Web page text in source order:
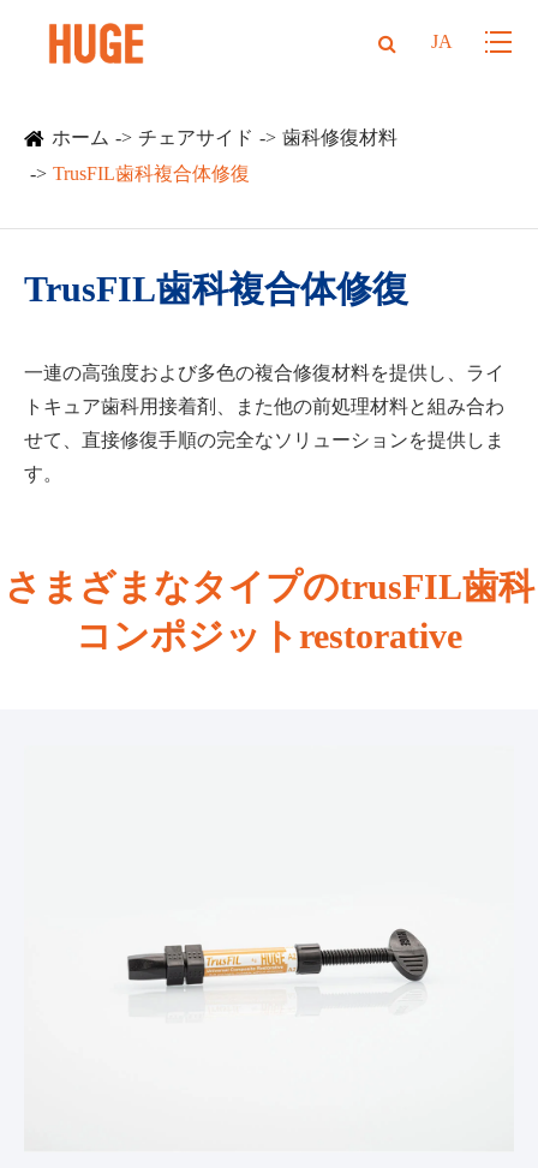
JA
ホーム チェアサイド
歯科修復材料
TrusFIL歯科複合体修復
TrusFIL歯科複合体修復
一連の高強度および多色の複合修復材料を提供し、ライ
トキュア歯科用接着剤、また他の前処理材料と組み合わ
せて、直接修復手順の完全なソリューションを提供しま
す。
さまざまなタイプのtrusFIL歯科
コンポジットrestorative